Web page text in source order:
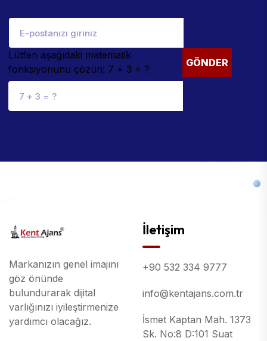
Lütfen aşağıdaki matematik
fonksiyonunu çözün: 7 + 3 = ?
GÖNDER
Markanızın genel imajını
göz önünde
bulundurarak dijital
varlığınızı iyileştirmenize
yardımcı olacağız.
İletişim
+90 532 334 9777
info@kentajans.com.tr
İsmet Kaptan Mah. 1373
Sk. No:8 D:101 Suat